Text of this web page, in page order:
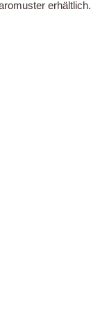
erhältlich.